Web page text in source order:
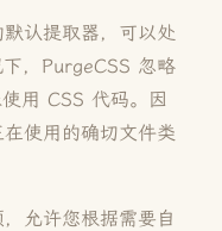
认提取器，可以处
，PurgeCSS 忽略
用 CSS 代码。因
使用的确切文件类
允许您根据需要自